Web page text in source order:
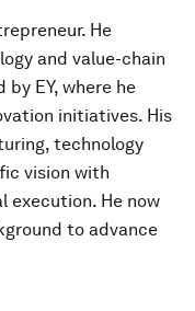
He
and value-chain
EY, where he
initiatives. His
technology
vision with
execution. He now
to advance